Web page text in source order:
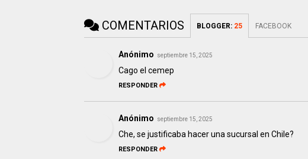
COMENTARIOS BLOGGER: 25 FACEBOOK
Anónimo septiembre 15, 2025
Cago el cemep
RESPONDER
Anónimo septiembre 15, 2025
Che, se justificaba hacer una sucursal en Chile?
RESPONDER